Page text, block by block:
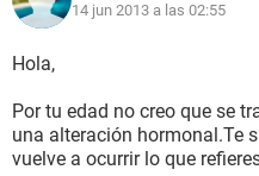
14 jun 2013 a las 02:55
Hola,
Por tu edad no creo que se
una alteración hormonal.Te
vuelve a ocurrir lo que